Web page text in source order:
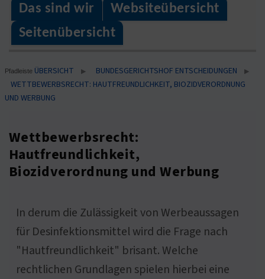
Das sind wir
Websiteübersicht
Seitenübersicht
Pfadleiste ÜBERSICHT ▶ BUNDESGERICHTSHOF ENTSCHEIDUNGEN ▶
WETTBEWERBSRECHT: HAUTFREUNDLICHKEIT, BIOZIDVERORDNUNG
UND WERBUNG
Wettbewerbsrecht:
Hautfreundlichkeit,
Biozidverordnung und Werbung
In derum die Zulässigkeit von Werbeaussagen
für Desinfektionsmittel wird die Frage nach
"Hautfreundlichkeit" brisant. Welche
rechtlichen Grundlagen spielen hierbei eine